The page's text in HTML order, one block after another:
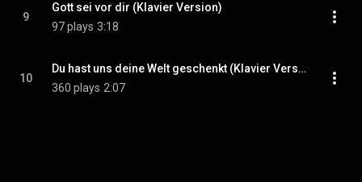
9
Gott sei vor dir (Klavier Version)
97 plays 3:18
10
Du hast uns deine Welt geschenkt (Klavier Version)
360 plays 2:07